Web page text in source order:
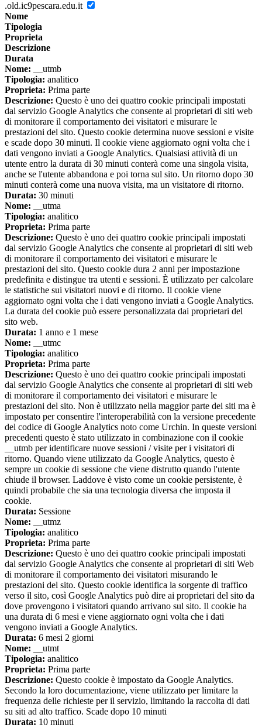
.old.ic9pescara.edu.it
Nome
Tipologia
Proprieta
Descrizione
Durata
Nome: __utmb
Tipologia: analitico
Proprieta: Prima parte
Descrizione: Questo è uno dei quattro cookie principali impostati
dal servizio Google Analytics che consente ai proprietari di siti web
di monitorare il comportamento dei visitatori e misurare le
prestazioni del sito. Questo cookie determina nuove sessioni e visite
e scade dopo 30 minuti. Il cookie viene aggiornato ogni volta che i
dati vengono inviati a Google Analytics. Qualsiasi attività di un
utente entro la durata di 30 minuti conterà come una singola visita,
anche se l'utente abbandona e poi torna sul sito. Un ritorno dopo 30
minuti conterà come una nuova visita, ma un visitatore di ritorno.
Durata: 30 minuti
Nome: __utma
Tipologia: analitico
Proprieta: Prima parte
Descrizione: Questo è uno dei quattro cookie principali impostati
dal servizio Google Analytics che consente ai proprietari di siti web
di monitorare il comportamento dei visitatori e misurare le
prestazioni del sito. Questo cookie dura 2 anni per impostazione
predefinita e distingue tra utenti e sessioni. È utilizzato per calcolare
le statistiche sui visitatori nuovi e di ritorno. Il cookie viene
aggiornato ogni volta che i dati vengono inviati a Google Analytics.
La durata del cookie può essere personalizzata dai proprietari del
sito web.
Durata: 1 anno e 1 mese
Nome: __utmc
Tipologia: analitico
Proprieta: Prima parte
Descrizione: Questo è uno dei quattro cookie principali impostati
dal servizio Google Analytics che consente ai proprietari di siti web
di monitorare il comportamento dei visitatori e misurare le
prestazioni del sito. Non è utilizzato nella maggior parte dei siti ma è
impostato per consentire l'interoperabilità con la versione precedente
del codice di Google Analytics noto come Urchin. In queste versioni
precedenti questo è stato utilizzato in combinazione con il cookie
__utmb per identificare nuove sessioni / visite per i visitatori di
ritorno. Quando viene utilizzato da Google Analytics, questo è
sempre un cookie di sessione che viene distrutto quando l'utente
chiude il browser. Laddove è visto come un cookie persistente, è
quindi probabile che sia una tecnologia diversa che imposta il
cookie.
Durata: Sessione
Nome: __utmz
Tipologia: analitico
Proprieta: Prima parte
Descrizione: Questo è uno dei quattro cookie principali impostati
dal servizio Google Analytics che consente ai proprietari di siti Web
di monitorare il comportamento dei visitatori misurando le
prestazioni del sito. Questo cookie identifica la sorgente di traffico
verso il sito, così Google Analytics può dire ai proprietari del sito da
dove provengono i visitatori quando arrivano sul sito. Il cookie ha
una durata di 6 mesi e viene aggiornato ogni volta che i dati
vengono inviati a Google Analytics.
Durata: 6 mesi 2 giorni
Nome: __utmt
Tipologia: analitico
Proprieta: Prima parte
Descrizione: Questo cookie è impostato da Google Analytics.
Secondo la loro documentazione, viene utilizzato per limitare la
frequenza delle richieste per il servizio, limitando la raccolta di dati
su siti ad alto traffico. Scade dopo 10 minuti
Durata: 10 minuti